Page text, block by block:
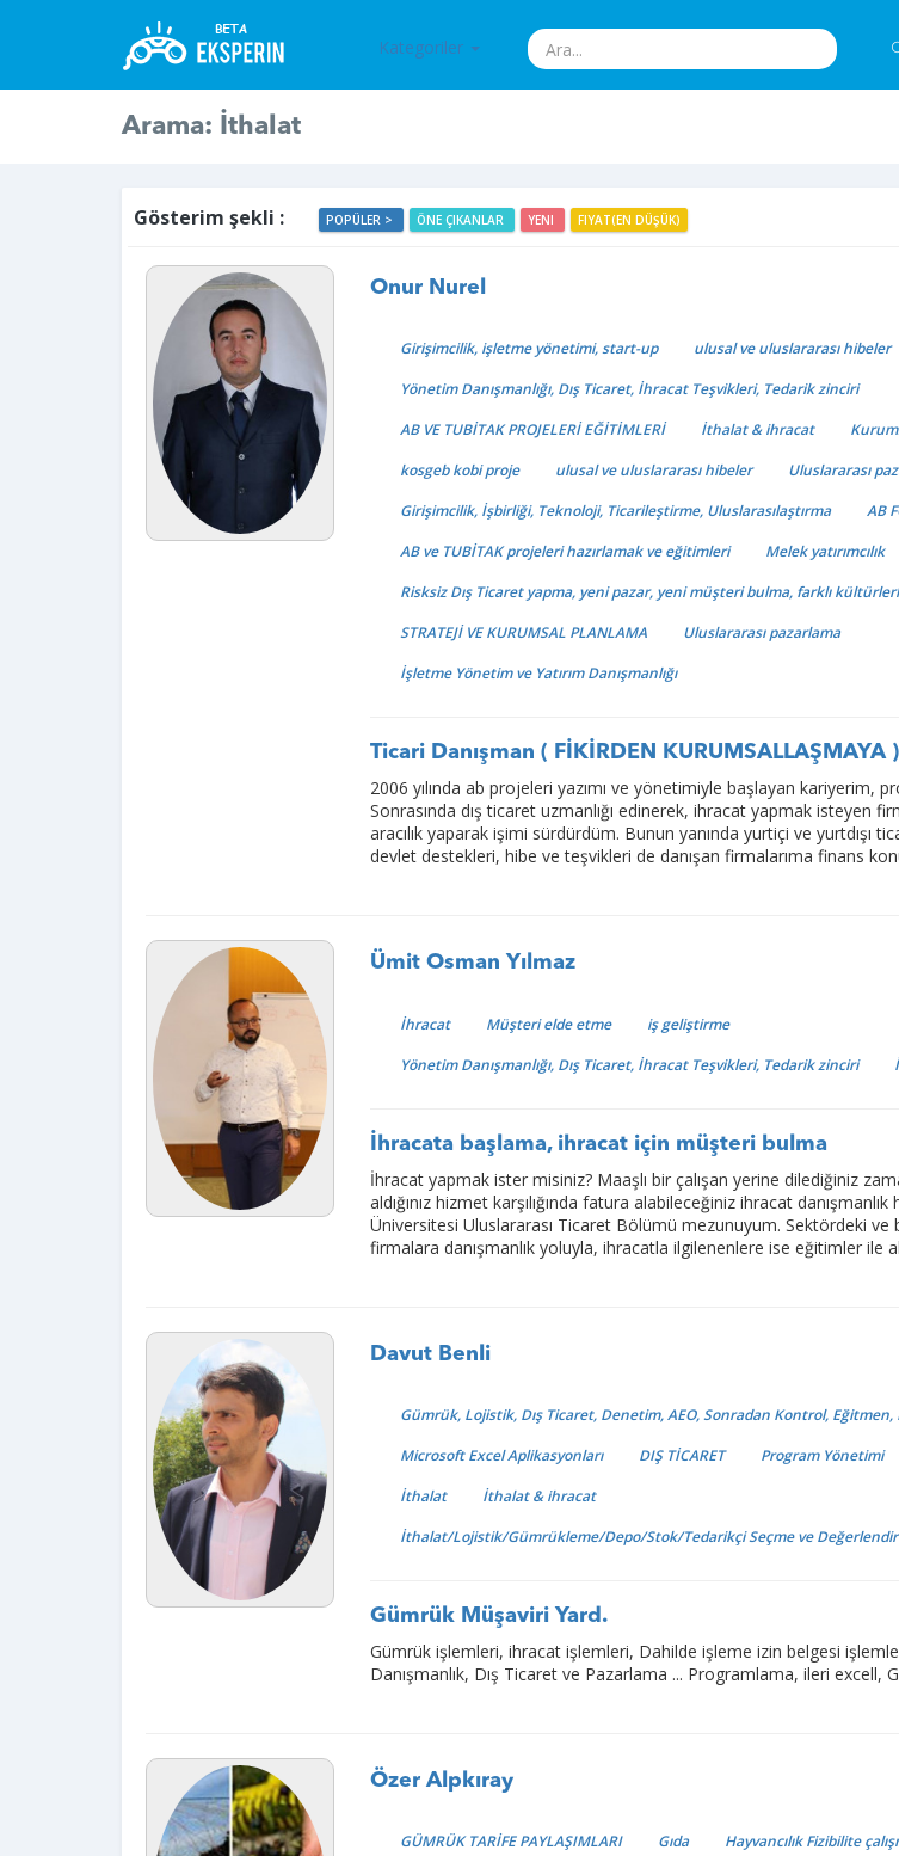
Kategoriler
Arama: İthalat
Gösterim şekli : POPÜLER > ÖNE ÇIKANLAR YENI FIYAT(EN DÜŞÜK)
Onur Nurel
Girişimcilik, işletme yönetimi, start-up
ulusal ve uluslararası hibeler
Yönetim Danışmanlığı, Dış Ticaret, İhracat Teşvikleri, Tedarik zinciri
AB VE TUBİTAK PROJELERİ EĞİTİMLERİ
İthalat & ihracat
kosgeb kobi proje
ulusal ve uluslararası hibeler
Uluslararası
Girişimcilik, İşbirliği, Teknoloji, Ticarileştirme, Uluslarasılaştırma
AB
AB ve TUBİTAK projeleri hazırlamak ve eğitimleri
Melek yatırımcılık
Risksiz Dış Ticaret yapma, yeni pazar, yeni müşteri bulma, farklı
STRATEJİ VE KURUMSAL PLANLAMA
Uluslararası pazarlama
İşletme Yönetim ve Yatırım Danışmanlığı
Ticari Danışman ( FİKİRDEN KURUMSALLAŞMAYA )
2006 yılında ab projeleri yazımı ve yönetimiyle başlayan kariyerim,
Sonrasında dış ticaret uzmanlığı edinerek, ihracat yapmak isteyen
aracılık yaparak işimi sürdürdüm. Bunun yanında yurtiçi ve yurtdışı
devlet destekleri, hibe ve teşvikleri de danışan firmalarıma finans
Ümit Osman Yılmaz
İhracat Müşteri elde etme
iş geliştirme
Yönetim Danışmanlığı, Dış Ticaret, İhracat Teşvikleri, Tedarik zinciri
İhracata başlama, ihracat için müşteri bulma
İhracat yapmak ister misiniz? Maaşlı bir çalışan yerine dilediğiniz
aldığınız hizmet karşılığında fatura alabileceğiniz ihracat
Üniversitesi Uluslararası Ticaret Bölümü mezunuyum. Sektördeki ve
firmalara danışmanlık yoluyla, ihracatla ilgilenenlere ise eğitimler ile
Davut Benli
Gümrük, Lojistik, Dış Ticaret, Denetim, AEO, Sonradan Kontrol, Eğitmen,
Microsoft Excel Aplikasyonları
DIŞ TİCARET Program Yönetimi
İthalat
İthalat & ihracat
İthalat/Lojistik/Gümrükleme/Depo/Stok/Tedarikçi Seçme ve
Gümrük Müşaviri Yard.
Gümrük işlemleri, ihracat işlemleri, Dahilde işleme izin belgesi
Danışmanlık, Dış Ticaret ve Pazarlama ... Programlama, ileri excell,
Özer Alpkıray
GÜMRÜK TARİFE PAYLAŞIMLARI Gıda
Hayvancılık Fizibilite